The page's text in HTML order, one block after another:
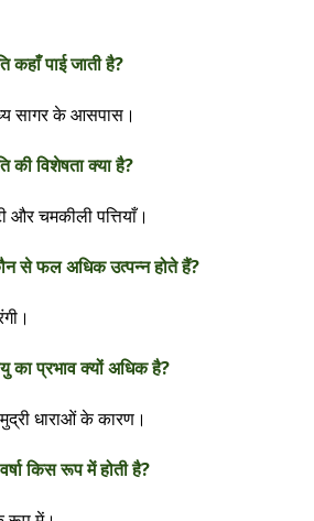
कहाँ पाई जाती है?
सागर के आसपास।
की विशेषता क्या है?
और चमकीली पत्तियाँ।
से फल अधिक उत्पन्न होते हैं?
का प्रभाव क्यों अधिक है?
धाराओं के कारण।
किस रूप में होती है?